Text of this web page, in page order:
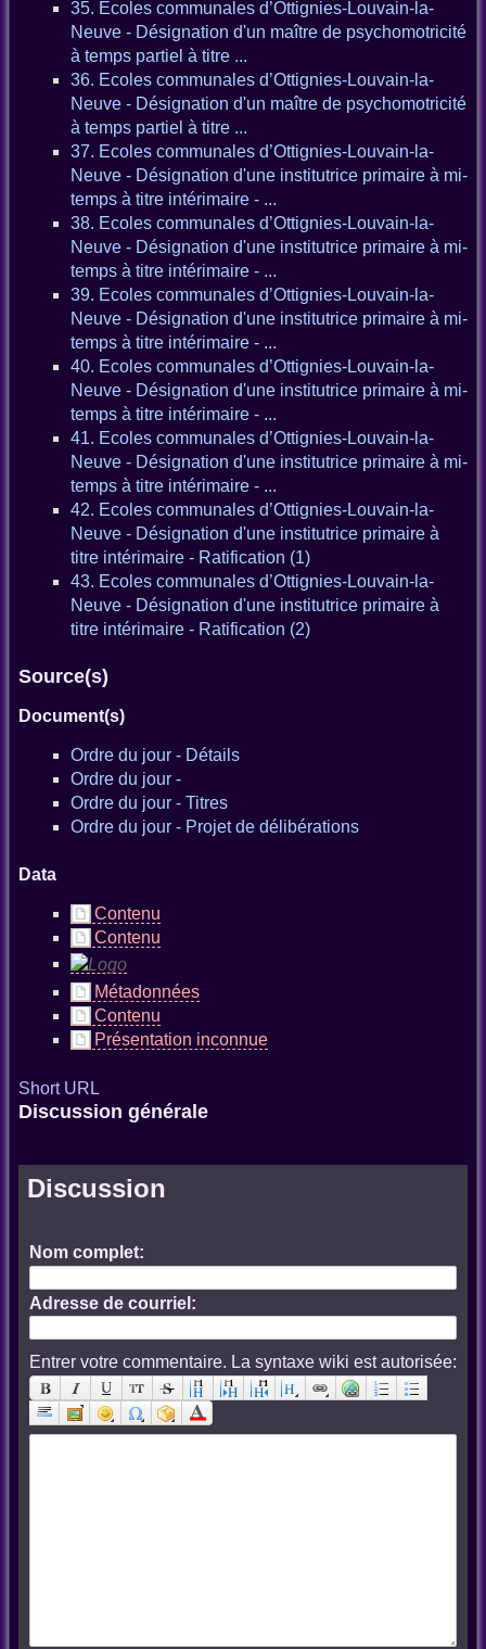
35. Ecoles communales d’Ottignies-Louvain-la-
Neuve - Désignation d'un maître de psychomotricité
à temps partiel à titre ...
36. Ecoles communales d’Ottignies-Louvain-la-
Neuve - Désignation d'un maître de psychomotricité
à temps partiel à titre ...
37. Ecoles communales d’Ottignies-Louvain-la-
Neuve - Désignation d'une institutrice primaire à mi-
temps à titre intérimaire - ...
38. Ecoles communales d’Ottignies-Louvain-la-
Neuve - Désignation d'une institutrice primaire à mi-
temps à titre intérimaire - ...
39. Ecoles communales d’Ottignies-Louvain-la-
Neuve - Désignation d'une institutrice primaire à mi-
temps à titre intérimaire - ...
40. Ecoles communales d’Ottignies-Louvain-la-
Neuve - Désignation d'une institutrice primaire à mi-
temps à titre intérimaire - ...
41. Ecoles communales d’Ottignies-Louvain-la-
Neuve - Désignation d'une institutrice primaire à mi-
temps à titre intérimaire - ...
42. Ecoles communales d’Ottignies-Louvain-la-
Neuve - Désignation d'une institutrice primaire à
titre intérimaire - Ratification (1)
43. Ecoles communales d’Ottignies-Louvain-la-
Neuve - Désignation d'une institutrice primaire à
titre intérimaire - Ratification (2)
Source(s)
Document(s)
Ordre du jour - Détails
Ordre du jour -
Ordre du jour - Titres
Ordre du jour - Projet de délibérations
Data
Contenu
Contenu
Métadonnées
Contenu
Présentation inconnue
Short URL
Discussion générale
Discussion
Nom complet:
Adresse de courriel:
Entrer votre commentaire. La syntaxe wiki est autorisée: